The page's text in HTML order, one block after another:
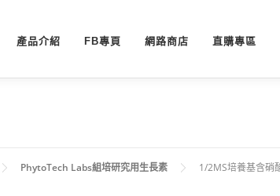
產品介紹 FB專頁 網路商店 直購專區
PhytoTech Labs組培研究用生長素
1/2MS培養基含